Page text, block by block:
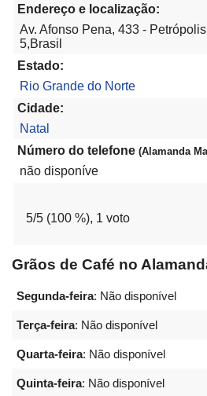
Endereço e localização:
Av. Afonso Pena, 433 -
5,Brasil
Estado:
Rio Grande do Norte
Cidade:
Natal
Número do telefone (Alamanda
não disponíve
5/5 (100 %), 1 voto
Grãos de Café no
Segunda-feira: Não disponível
Terça-feira: Não disponível
Quarta-feira: Não disponível
Quinta-feira: Não disponível